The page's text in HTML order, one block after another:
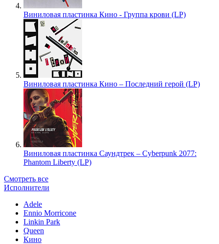
Виниловая пластинка Кино - Группа крови (LP)
Виниловая пластинка Кино – Последний герой (LP)
Виниловая пластинка Саундтрек – Cyberpunk 2077:
Phantom Liberty (LP)
Смотреть все
Исполнители
Adele
Ennio Morricone
Linkin Park
Queen
Кино